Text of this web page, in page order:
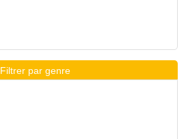
Filtrer par genre